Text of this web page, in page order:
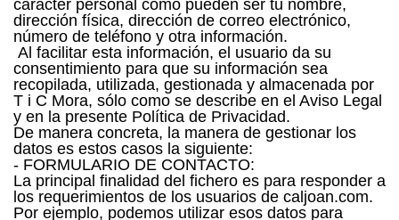
carácter personal como pueden ser tu nombre,
dirección física, dirección de correo electrónico,
número de teléfono y otra información.
Al facilitar esta información, el usuario da su
consentimiento para que su información sea
recopilada, utilizada, gestionada y almacenada por
T i C Mora, sólo como se describe en el Aviso Legal
y en la presente Política de Privacidad.
De manera concreta, la manera de gestionar los
datos es estos casos la siguiente:
- FORMULARIO DE CONTACTO:
La principal finalidad del fichero es para responder a
los requerimientos de los usuarios de caljoan.com.
Por ejemplo, podemos utilizar esos datos para